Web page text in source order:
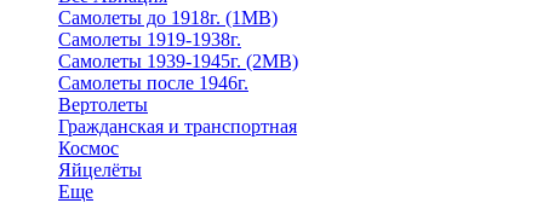
Самолеты до 1918г. (1МВ)
Самолеты 1919-1938г.
Самолеты 1939-1945г. (2МВ)
Самолеты после 1946г.
Вертолеты
Гражданская и транспортная
Космос
Яйцелёты
Еще